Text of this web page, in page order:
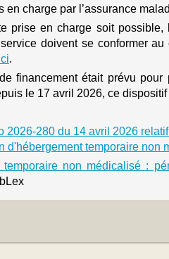
en charge par l’assurance
prise en charge soit possible,
doivent se conformer
.
financement était prévu pour
le 17 avril 2026, ce
2026-280 du 14 avril 2026
d'hébergement temporaire non
temporaire non médicalisé :